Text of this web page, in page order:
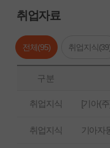
취업자료
전체(95) 취업지식(39
구분
취업지식 [기아(
취업지식